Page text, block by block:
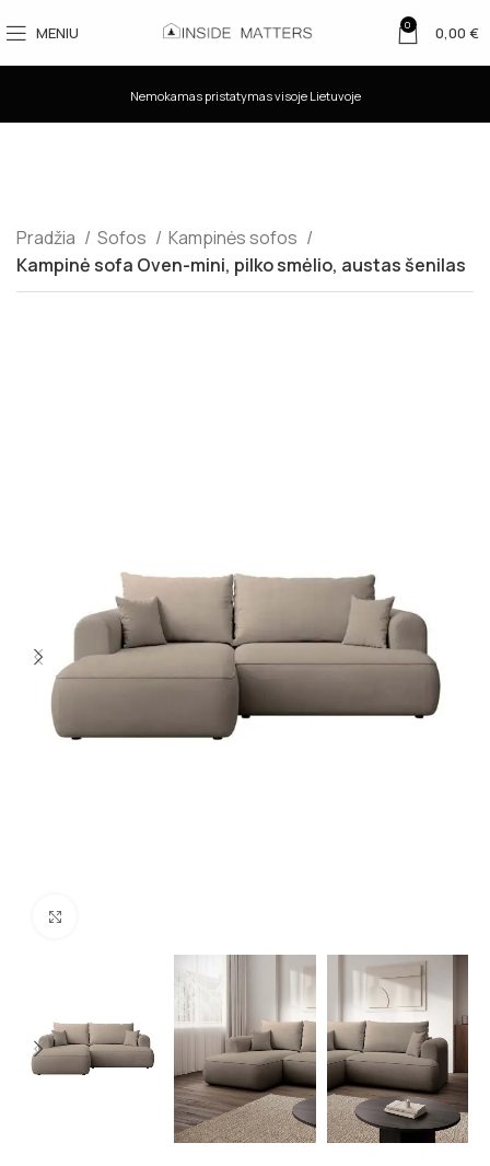
MENIU 0 0,00 €
Nemokamas pristatymas visoje Lietuvoje
Pradžia Sofos
Kampinės sofos
Kampinė sofa Oven-mini, pilko smėlio, austas šenilas